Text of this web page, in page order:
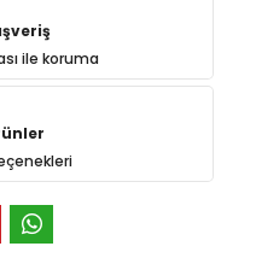
ile koruma